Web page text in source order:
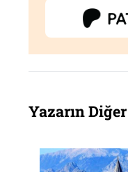
Yazarın